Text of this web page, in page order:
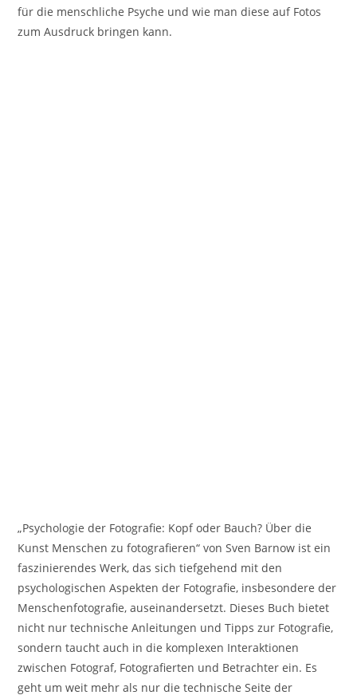
für die menschliche Psyche und wie man diese auf Fotos
zum Ausdruck bringen kann.
„Psychologie der Fotografie: Kopf oder Bauch? Über die
Kunst Menschen zu fotografieren“ von Sven Barnow ist ein
faszinierendes Werk, das sich tiefgehend mit den
psychologischen Aspekten der Fotografie, insbesondere der
Menschenfotografie, auseinandersetzt. Dieses Buch bietet
nicht nur technische Anleitungen und Tipps zur Fotografie,
sondern taucht auch in die komplexen Interaktionen
zwischen Fotograf, Fotografierten und Betrachter ein. Es
geht um weit mehr als nur die technische Seite der